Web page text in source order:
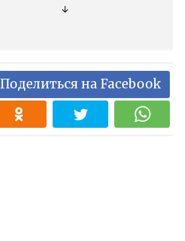
↓
Поделиться на Facebook